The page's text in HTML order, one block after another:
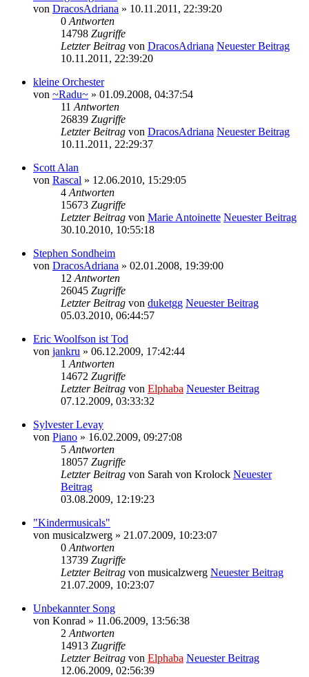
von DracosAdriana » 10.11.2011, 22:39:20
0 Antworten
14798 Zugriffe
Letzter Beitrag von DracosAdriana Neuester Beitrag
10.11.2011, 22:39:20
kleine Orchester
von ~Radu~ » 01.09.2008, 04:37:54
11 Antworten
26839 Zugriffe
Letzter Beitrag von DracosAdriana Neuester Beitrag
10.11.2011, 22:29:37
Scott Alan
von Rascal » 12.06.2010, 15:29:05
4 Antworten
15673 Zugriffe
Letzter Beitrag von Marie Antoinette Neuester Beitrag
30.10.2010, 10:55:18
Stephen Sondheim
von DracosAdriana » 02.01.2008, 19:39:00
12 Antworten
26045 Zugriffe
Letzter Beitrag von duketgg Neuester Beitrag
05.03.2010, 06:44:57
Eric Woolfson ist Tod
von jankru » 06.12.2009, 17:42:44
1 Antworten
14672 Zugriffe
Letzter Beitrag von Elphaba Neuester Beitrag
07.12.2009, 03:33:32
Sylvester Levay
von Piano » 16.02.2009, 09:27:08
5 Antworten
18057 Zugriffe
Letzter Beitrag von Sarah von Krolock Neuester
Beitrag
03.08.2009, 12:19:23
"Kindermusicals"
von musicalzwerg » 21.07.2009, 10:23:07
0 Antworten
13739 Zugriffe
Letzter Beitrag von musicalzwerg Neuester Beitrag
21.07.2009, 10:23:07
Unbekannter Song
von Konrad » 11.06.2009, 13:56:38
2 Antworten
14913 Zugriffe
Letzter Beitrag von Elphaba Neuester Beitrag
12.06.2009, 02:56:39